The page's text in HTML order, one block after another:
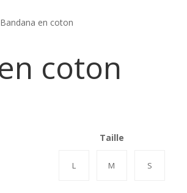
en coton
coton
Taille
L M S